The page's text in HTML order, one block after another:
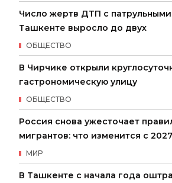
Число жертв ДТП с
Ташкенте выросло до двух
ОБЩЕСТВО
В Чирчике открыли
гастрономическую улицу
ОБЩЕСТВО
Россия снова ужесточает
мигрантов: что изменится с
МИР
В Ташкенте с начала года